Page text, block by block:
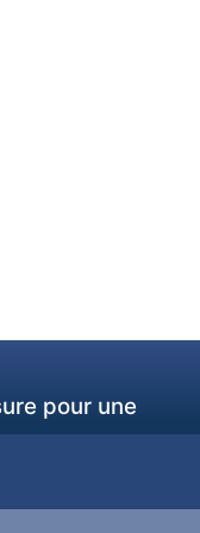
pour une